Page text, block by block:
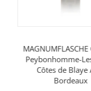
Peybonhomme-
Côtes de Blaye
Bordeaux